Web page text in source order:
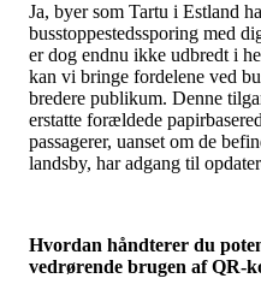
Ja, byer som Tartu i Estland
busstoppestedssporing med
er dog endnu ikke udbredt i
kan vi bringe fordelene ved
bredere publikum. Denne
erstatte forældede
passagerer, uanset om de
landsby, har adgang til
Hvordan håndterer du
vedrørende brugen af QR-